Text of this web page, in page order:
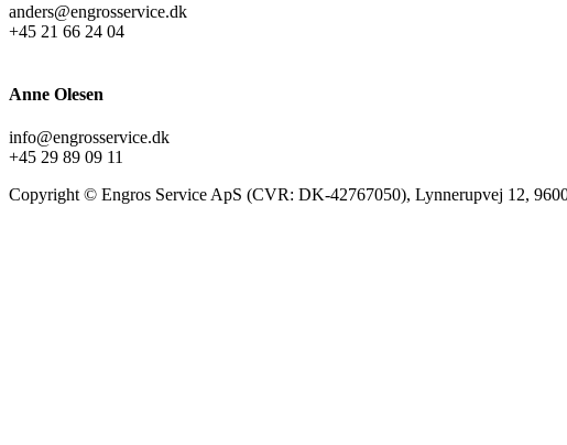
anders@engrosservice.dk
+45 21 66 24 04
Anne Olesen
info@engrosservice.dk
+45 29 89 09 11
Copyright © Engros Service ApS (CVR: DK-42767050), Lynnerupvej 12,